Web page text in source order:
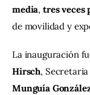
media, tres veces
de movilidad y
La inauguración
Hirsch,
Munguía